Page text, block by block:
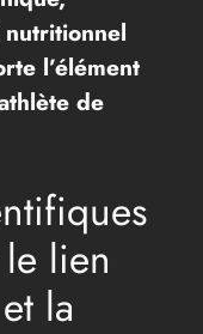
nutritionnel
l’élément
de
lien
la